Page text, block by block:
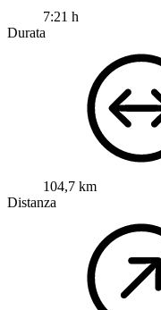
7:21 h
Durata
104,7 km
Distanza